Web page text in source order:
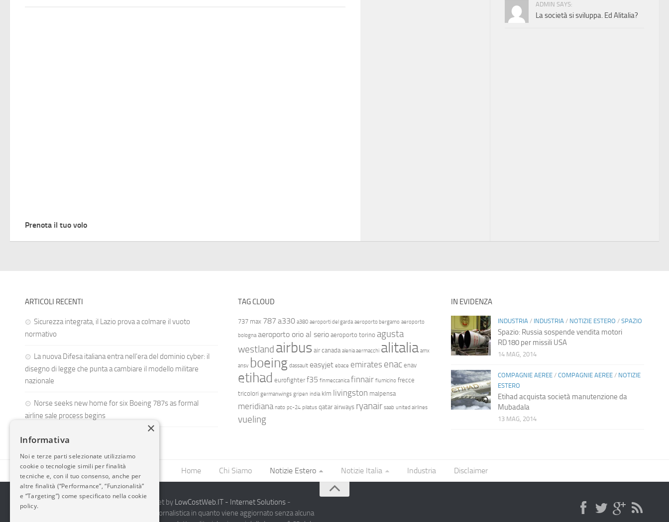
Prenota il tuo volo
ADMIN SAYS:
La società si sviluppa. Ed Alitalia?
ARTICOLI RECENTI
Sicurezza integrata, il Lazio prova a colmare il vuoto
normativo
La nuova Difesa italiana entra nell’era del dominio cyber: il
disegno di legge che punta a cambiare il modello militare
nazionale
Norse seeks new home for six Boeing 787s as formal
airline sale process begins
TAG CLOUD
737 max 787 a330 a380 aeroporti del garda aeroporto bergamo aeroporto
bologna aeroporto orio al serio aeroporto torino agusta
westland airbus air canada alenia aermacchi alitalia amx
ansv boeing dassault easyjet ebace emirates enac enav
etihad eurofighter f35 finmeccanica finnair fiumicino frecce
tricolori germanwings gripen india klm livingston malpensa
meridiana nato pc-24 pilatus qatar airways ryanair saab united airlines
vueling
IN EVIDENZA
INDUSTRIA / INDUSTRIA / NOTIZIE ESTERO / SPAZIO
Spazio: Russia sospende vendita motori
RD180 per missili USA
14 MAG, 2014
COMPAGNIE AEREE/ COMPAGNIE AEREE/ NOTIZIE
ESTERO
Etihad acquista società manutenzione da
Mubadala
13 MAG, 2014
Home Chi Siamo Notizie Estero Notizie Italia Industria Disclaimer
2014-2026 AvioBlog - Creazione Siti Internet by LowCostWeb.IT - Internet Solutions -
Questo blog non rappresenta una testata giornalistica in quanto viene aggiornato senza alcuna
×
Informativa
Noi e terze parti selezionate utilizziamo
cookie o tecnologie simili per finalità
tecniche e, con il tuo consenso, anche per
altre finalità (“Performance”, “Funzionalità”
e “Targeting”) come specificato nella cookie
policy.